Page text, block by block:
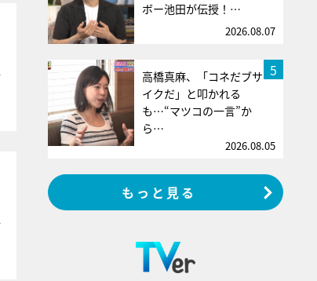
ボー池田が伝授！…
2026.08.07
5
高橋真麻、「コネだブサ
イクだ」と叩かれる
も…“マツコの一言”か
ら…
2026.08.05
もっと見る